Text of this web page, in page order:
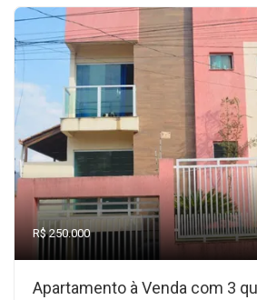
R$ 250.000
Apartamento à Venda com 3